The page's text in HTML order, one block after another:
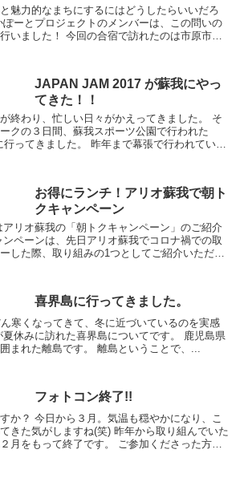
魅力的なまちにするにはどうしたらいいだろ
ぽーとプロジェクトのメンバーは、この問いの
宿で訪れたのは市原市。
JAPAN JAM 2017 が蘇我にやっ
てきた！！
終わり、忙しい日々がかえってきました。 そ
クの３日間、蘇我スポーツ公園で行われた
昨年まで幕張で行われていた
お得にランチ！アリオ蘇我で朝ト
クキャンペーン
した際、取り組みの1つとしてご紹介いただい
喜界島に行ってきました。
寒くなってきて、冬に近づいているのを実感
にある喜界島は海に囲まれた離島です。 離島ということで、...
フォトコン終了!!
か？ 今日から３月。気温も穏やかになり、こ
ますね(笑) 昨年から取り組んでいた
月をもって終了です。 ご参加くださった方々